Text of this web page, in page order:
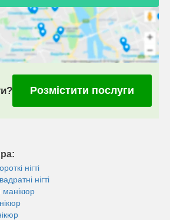
Розмістити послуги
нігті
нігті
манікюр